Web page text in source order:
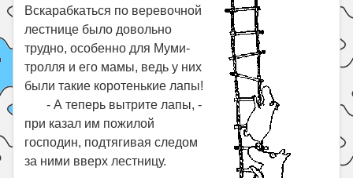
Вскарабкаться по веревочной
лестнице было довольно
трудно, особенно для Муми-
тролля и его мамы, ведь у них
были такие коротенькие лапы!
- А теперь вытрите лапы, -
при казал им пожилой
господин, подтягивая следом
за ними вверх лестницу.